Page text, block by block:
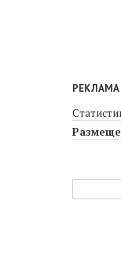
РЕКЛАМА